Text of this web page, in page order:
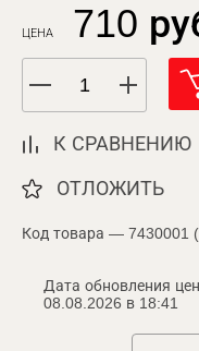
ЦЕНА 710
К СРАВНЕНИЮ
ОТЛОЖИТЬ
Код товара — 7430001
Дата обновления
08.08.2026 в 18:41